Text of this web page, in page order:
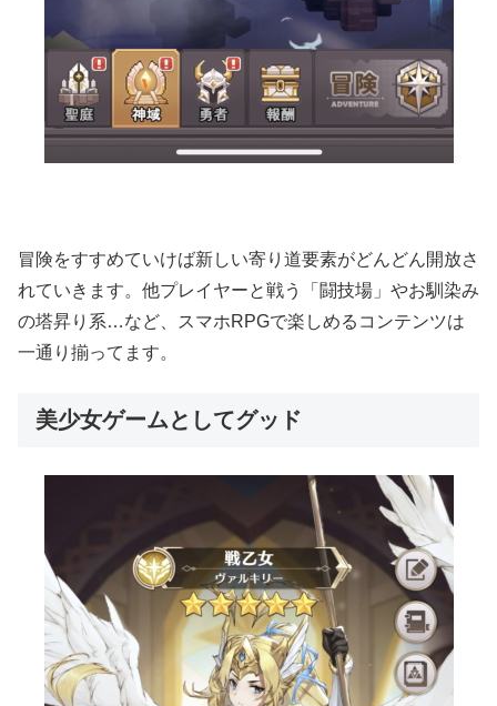
冒険をすすめていけば新しい寄り道要素がどんどん開放さ
れていきます。他プレイヤーと戦う「闘技場」やお馴染み
の塔昇り系…など、スマホRPGで楽しめるコンテンツは
一通り揃ってます。
美少女ゲームとしてグッド